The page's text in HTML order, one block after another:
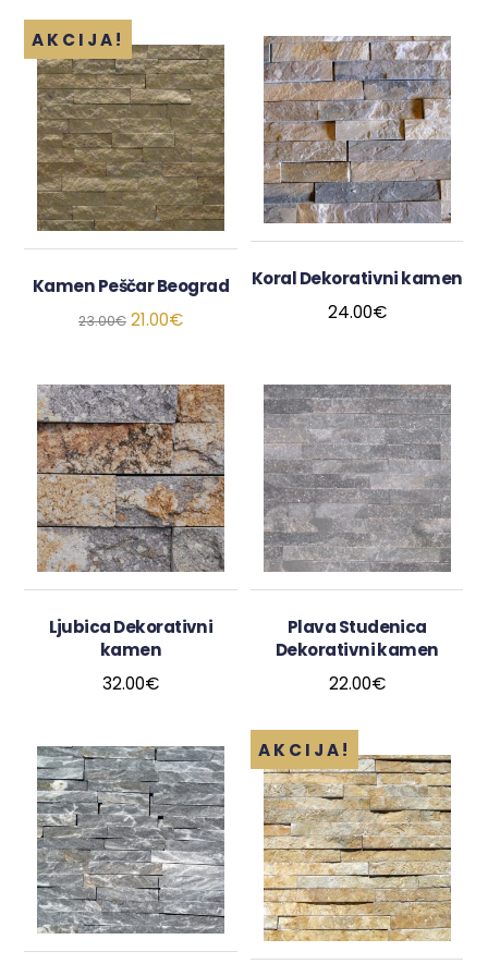
AKCIJA!
Kamen Peščar Beograd
23.00€ 21.00€
Koral Dekorativni kamen
24.00€
Ljubica Dekorativni
kamen
32.00€
Plava Studenica
Dekorativni kamen
22.00€
AKCIJA!